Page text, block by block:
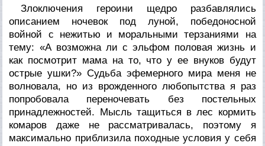
Злоключения героини щедро разбавлялись
описанием ночевок под луной, победоносной
войной с нежитью и моральными терзаниями на
тему: «А возможна ли с эльфом половая жизнь и
как посмотрит мама на то, что у ее внуков будут
острые ушки?» Судьба эфемерного мира меня не
волновала, но из врожденного любопытства я раз
попробовала переночевать без постельных
принадлежностей. Мысль тащиться в лес кормить
комаров даже не рассматривалась, поэтому я
максимально приблизила походные условия у себя